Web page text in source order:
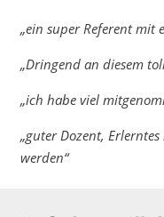
„ein super Referent mit
„Dringend an diesem
„ich habe viel
„guter Dozent,
werden“